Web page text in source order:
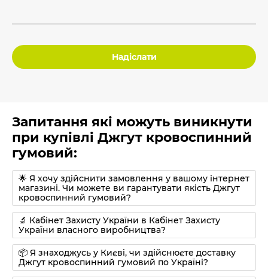
Надіслати
Запитання які можуть виникнути
при купівлі Джгут кровоспинний
гумовий:
🌟 Я хочу здійснити замовлення у вашому інтернет
магазині. Чи можете ви гарантувати якість Джгут
кровоспинний гумовий?
🔬 Кабінет Захисту України в Кабінет Захисту
України власного виробництва?
📦 Я знаходжусь у Києві, чи здійснюєте доставку
Джгут кровоспинний гумовий по Україні?